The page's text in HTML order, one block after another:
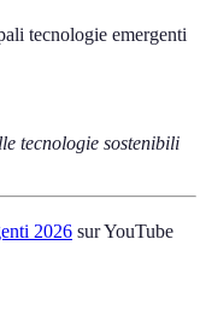
tecnologie emergenti
tecnologie sostenibili
2026 sur YouTube